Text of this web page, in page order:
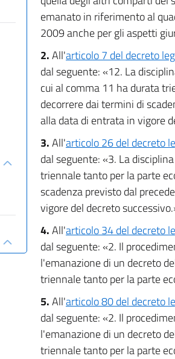
emanato in riferimento al
2009 anche per gli aspetti
2.All'articolo 7 del decreto
dal seguente: «12. La
cui al comma 11 ha durata
decorrere dai termini di
alla data di entrata in vigore
3.All'articolo 26 del decreto
dal seguente: «3. La
triennale tanto per la parte
scadenza previsto dal
vigore del decreto
4.All'articolo 34 del decreto
dal seguente: «2. Il
l'emanazione di un decreto
triennale tanto per la parte
5.All'articolo 80 del decreto
dal seguente: «2. Il
l'emanazione di un decreto
triennale tanto per la parte